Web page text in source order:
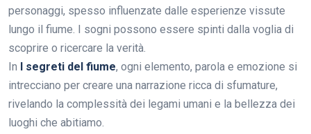
personaggi, spesso influenzate dalle esperienze vissute
lungo il fiume. I sogni possono essere spinti dalla voglia di
scoprire o ricercare la verità.
In
I segreti del fiume, ogni elemento, parola e emozione si
intrecciano per creare una narrazione ricca di sfumature,
rivelando la complessità dei legami umani e la bellezza dei
luoghi che abitiamo.